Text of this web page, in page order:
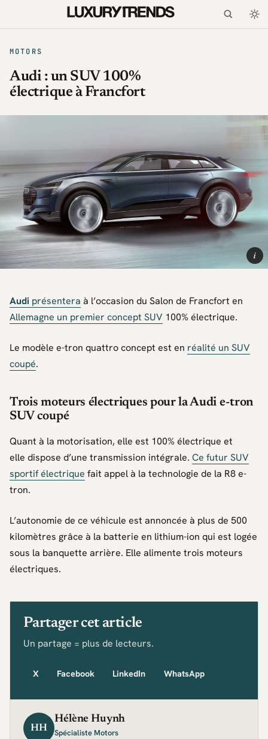
MOTORS
Audi : un SUV 100%
électrique à Francfort
i
Audi présentera à l’occasion du Salon de Francfort en
Allemagne un premier concept SUV 100% électrique.
Le modèle e-tron quattro concept est en réalité un SUV
coupé.
Trois moteurs électriques pour la Audi e-tron
SUV coupé
Quant à la motorisation, elle est 100% électrique et
elle dispose d’une transmission intégrale. Ce futur SUV
sportif électrique fait appel à la technologie de la R8 e-
tron.
L’autonomie de ce véhicule est annoncée à plus de 500
kilomètres grâce à la batterie en lithium-ion qui est logée
sous la banquette arrière. Elle alimente trois moteurs
électriques.
Partager cet article
Un partage = plus de lecteurs.
X Facebook LinkedIn WhatsApp
HH
Hélène Huynh
Spécialiste Motors